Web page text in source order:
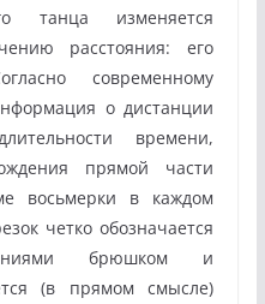
танца изменяется
расстояния: его
современному
о дистанции
времени,
прямой части
восьмерки в каждом
четко обозначается
брюшком и
(в прямом смысле)